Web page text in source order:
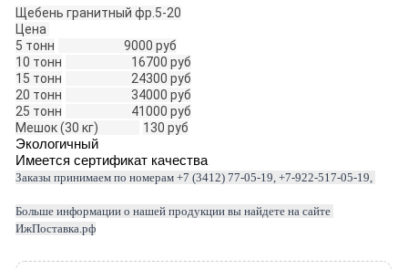
Щебень гранитный фр.5-20
Цена
5 тонн
9000 руб
10 тонн
16700 руб
15 тонн
24300 руб
20 тонн
34000 руб
25 тонн
41000 руб
Мешок (30 кг)
130 руб
Экологичный
Имеется сертификат качества
Заказы принимаем по номерам +7 (3412) 77-05-19, +7-922-517-05-19,
Больше информации о нашей продукции вы найдете на сайте
ИжПоставка.рф